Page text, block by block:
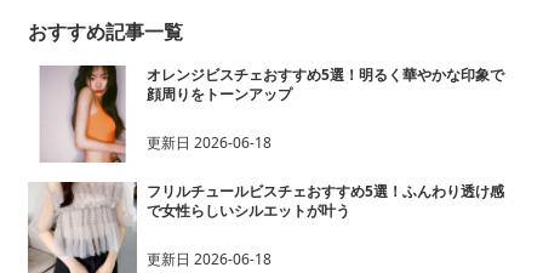
おすすめ記事一覧
オレンジビスチェおすすめ5選！明るく華やかな印象で
顔周りをトーンアップ
更新日 2026-06-18
フリルチュールビスチェおすすめ5選！ふんわり透け感
で女性らしいシルエットが叶う
更新日 2026-06-18